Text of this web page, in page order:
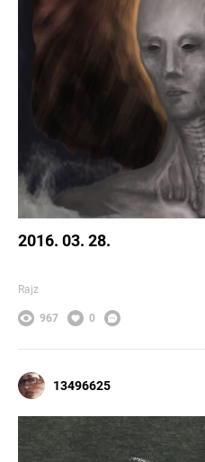
2016. 03. 28.
Rajz
967 0
13496625